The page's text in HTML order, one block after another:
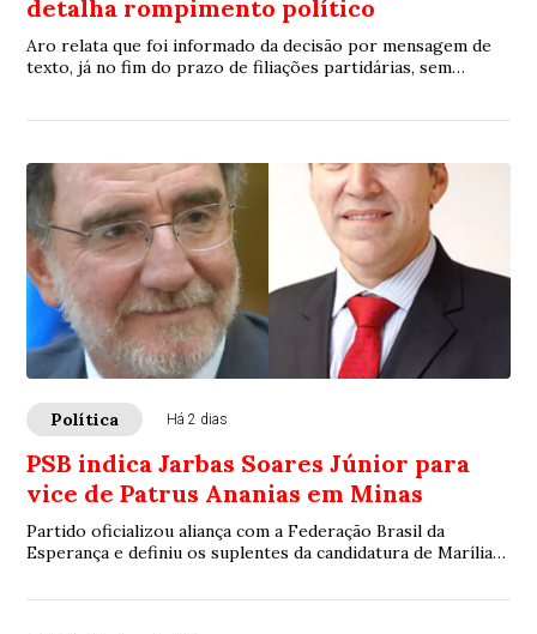
detalha rompimento político
Aro relata que foi informado da decisão por mensagem de
texto, já no fim do prazo de filiações partidárias, sem
Política Há 2 dias
PSB indica Jarbas Soares Júnior para
vice de Patrus Ananias em Minas
Partido oficializou aliança com a Federação Brasil da
Esperança e definiu os suplentes da candidatura de Marília